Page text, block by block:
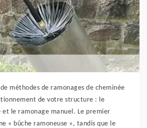
méthodes de ramonages de cheminée
de votre structure : le
et le ramonage manuel. Le premier
« bûche ramoneuse », tandis que le